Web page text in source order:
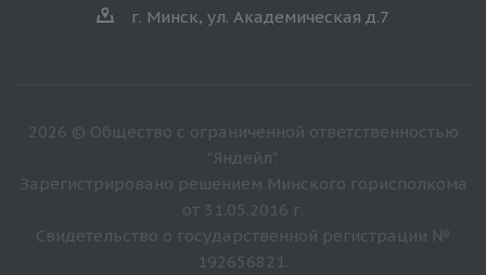
г. Минск, ул. Академическая д.7
2026 © Общество с ограниченной ответственностью
"Яндейл".
Зарегистрировано решением Минского горисполкома
от 31.05.2016 г.
Свидетельство о государственной регистрации №
192656821.